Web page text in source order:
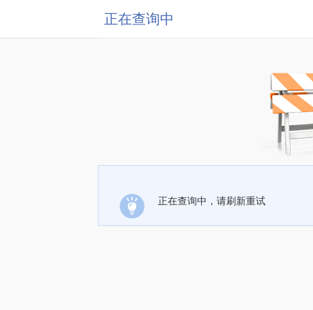
正在查询中
正在查询中，请刷新重试